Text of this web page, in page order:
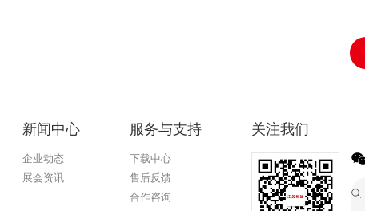
新闻中心
企业动态
展会资讯
服务与支持
下载中心
售后反馈
合作咨询
关注我们